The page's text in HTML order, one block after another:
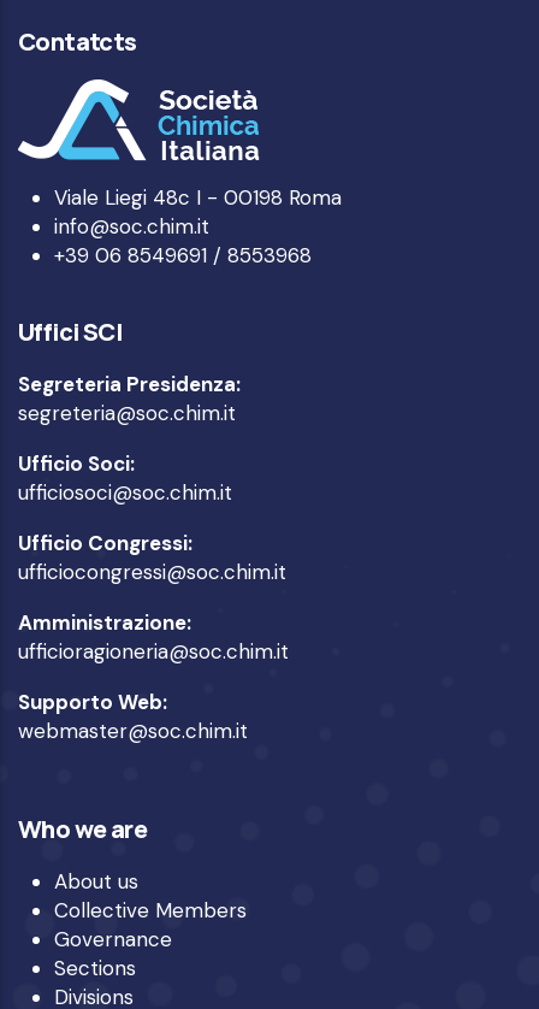
Contatcts
Viale Liegi 48c I - 00198 Roma
info@soc.chim.it
+39 06 8549691 / 8553968
Uffici SCI
Segreteria Presidenza:
segreteria@soc.chim.it
Ufficio Soci:
ufficiosoci@soc.chim.it
Ufficio Congressi:
ufficiocongressi@soc.chim.it
Amministrazione:
ufficioragioneria@soc.chim.it
Supporto Web:
webmaster@soc.chim.it
Who we are
About us
Collective Members
Governance
Sections
Divisions